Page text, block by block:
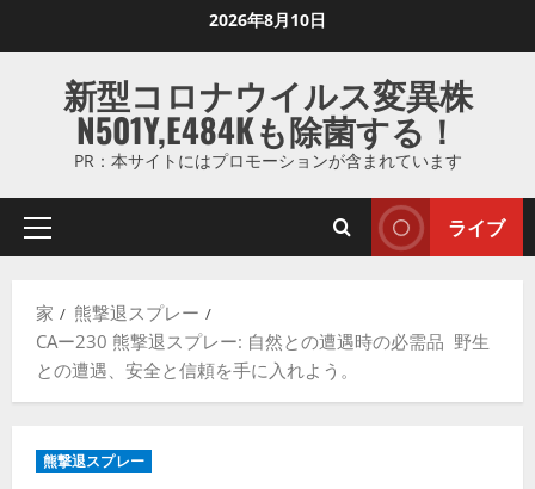
ス
ッ
2026年8月10日
新型コロナウイルス変異株
N501Y,E484Kも除菌する！
PR：本サイトにはプロモーションが含まれています
プ
マ
リ
メ
ー
ライブ
家
熊撃退スプレー
CAー230 熊撃退スプレー: 自然との遭遇時の必需品 野生
との遭遇、安全と信頼を手に入れよう。
熊撃退スプレー